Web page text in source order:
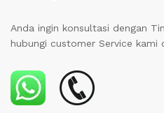
Anda ingin konsultasi dengan
hubungi customer Service kami